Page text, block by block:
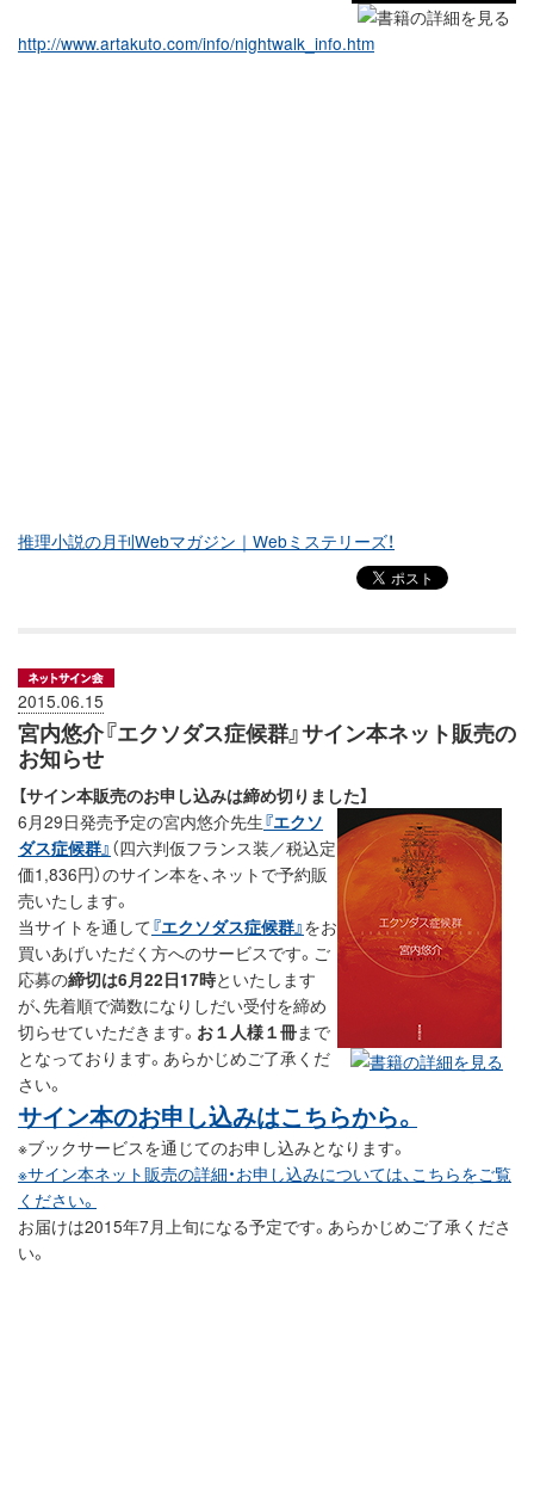
http://www.artakuto.com/info/nightwalk_info.htm
推理小説の月刊Webマガジン｜Webミステリーズ！
2015.06.15
宮内悠介『エクソダス症候群』サイン本ネット販売の
お知らせ
【サイン本販売のお申し込みは締め切りました】
6月29日発売予定の宮内悠介先生『エクソ
ダス症候群』 （四六判仮フランス装／税込定
価1,836円）のサイン本を、ネットで予約販
売いたします。
当サイトを通して『エクソダス症候群』をお
買いあげいただく方へのサービスです。ご
応募の締切は6月22日17時といたします
が、先着順で満数になりしだい受付を締め
切らせていただきます。 お１人様１冊まで
となっております。あらかじめご了承くだ
さい。
サイン本のお申し込みはこちらから。
※ブックサービスを通じてのお申し込みとなります。
※サイン本ネット販売の詳細・お申し込みについては、こちらをご覧
ください。
お届けは2015年7月上旬になる予定です。あらかじめご了承くださ
い。